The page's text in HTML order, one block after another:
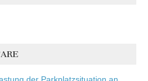
der Parkplatzsituation an